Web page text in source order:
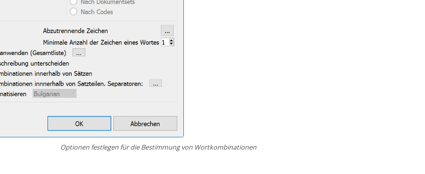
Optionen festlegen für die Bestimmung von Wortkombinationen